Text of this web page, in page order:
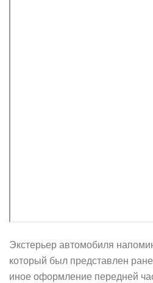
Экстерьер автомобиля
который был представлен
иное оформление передней